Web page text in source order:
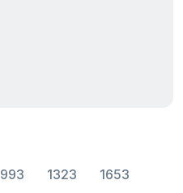
993 1323 1653